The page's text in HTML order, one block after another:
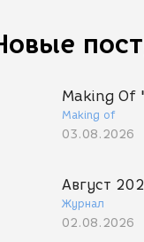
Making Of
Making of
03.08.2026
Август
Журнал
02.08.2026